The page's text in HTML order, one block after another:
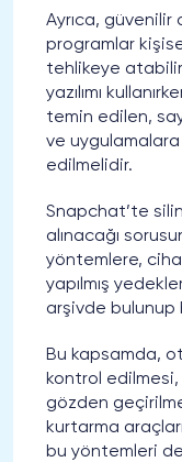
Ayrıca,
programlar
tehlikeye
yazılımı
temin edilen,
ve
edilmelidir.
Snapchat’te
alınacağı
yöntemlere,
yapılmış
arşivde bulunup
Bu kapsamda,
kontrol
gözden
kurtarma
bu yöntemleri